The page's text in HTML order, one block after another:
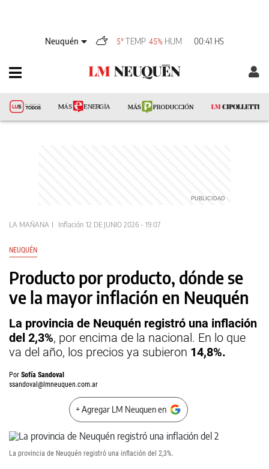
Neuquén 5°TEMP 45% HUM 00:41 HS
LA MAÑANA Inflación 12 DE JUNIO 2026 - 19:07
NEUQUÉN
Producto por producto, dónde se
ve la mayor inflación en Neuquén
La provincia de Neuquén registró una inflación
del 2,3%, por encima de la nacional. En lo que
va del año, los precios ya subieron 14,8%.
Por Sofía Sandoval
ssandoval@lmneuquen.com.ar
+ Agregar LM Neuquen en
La provincia de Neuquén registró una inflación del 2,3%.